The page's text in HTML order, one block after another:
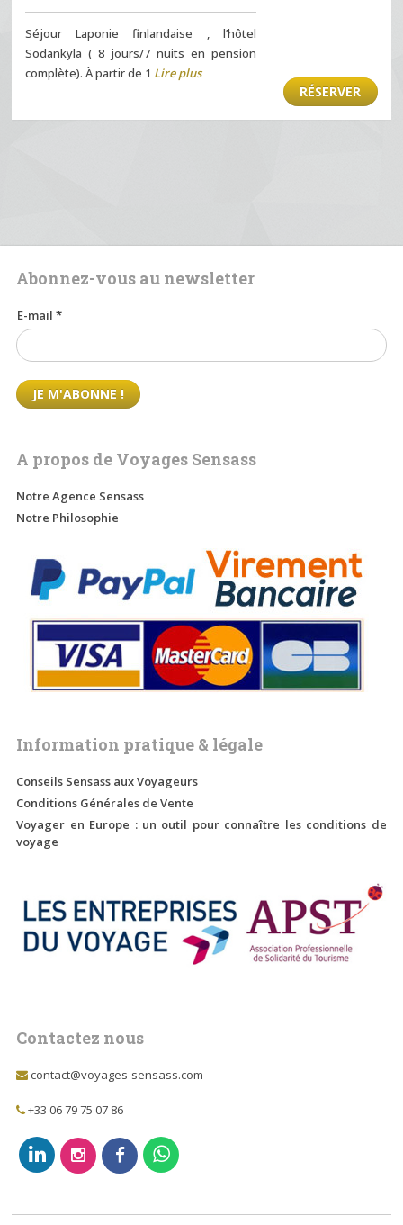
Séjour Laponie finlandaise , l’hôtel
Sodankylä ( 8 jours/7 nuits en pension
complète). À partir de 1 Lire plus
RÉSERVER
Abonnez-vous au newsletter
E-mail*
A propos de Voyages Sensass
Notre Agence Sensass
Notre Philosophie
Information pratique & légale
Conseils Sensass aux Voyageurs
Conditions Générales de Vente
Voyager en Europe : un outil pour connaître les conditions de
voyage
Contactez nous
contact@voyages-sensass.com
+33 06 79 75 07 86